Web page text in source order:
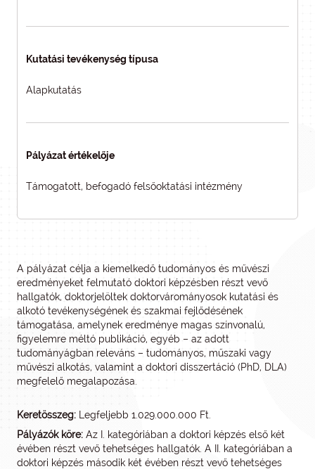
Kutatási tevékenység típusa
Alapkutatás
Pályázat értékelője
Támogatott, befogadó felsőoktatási intézmény
A pályázat célja a kiemelkedő tudományos és művészi
eredményeket felmutató doktori képzésben részt vevő
hallgatók, doktorjelöltek doktorvárományosok kutatási és
alkotó tevékenységének és szakmai fejlődésének
támogatása, amelynek eredménye magas színvonalú,
figyelemre méltó publikáció, egyéb – az adott
tudományágban releváns – tudományos, műszaki vagy
művészi alkotás, valamint a doktori disszertáció (PhD, DLA)
megfelelő megalapozása.
Keretösszeg: Legfeljebb 1.029.000.000 Ft.
Pályázók köre: Az I. kategóriában a doktori képzés első két
évében részt vevő tehetséges hallgatók. A II. kategóriában a
doktori képzés második két évében részt vevő tehetséges